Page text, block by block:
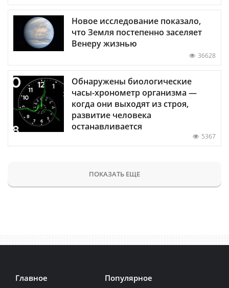
Новое исследование показало,
что Земля постепенно заселяет
Венеру жизнью
36628
Обнаружены биологические
часы-хронометр организма —
когда они выходят из строя,
развитие человека
останавливается
5367
ПОКАЗАТЬ ЕЩЕ
Главное Популярное